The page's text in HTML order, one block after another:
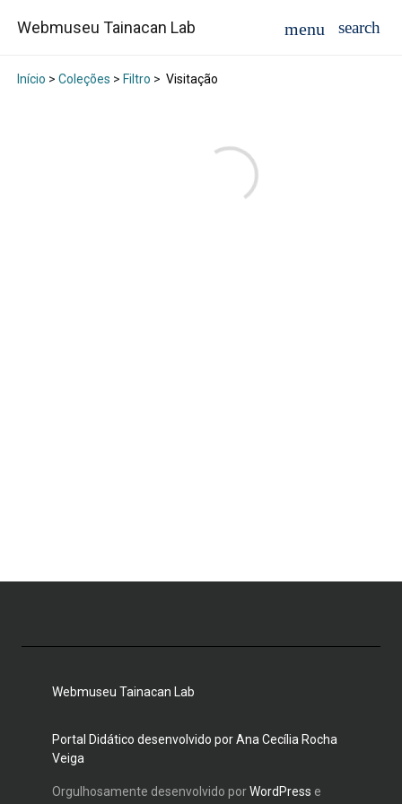
Webmuseu Tainacan Lab
Início > Coleções > Filtro > Visitação
Webmuseu Tainacan Lab
Portal Didático desenvolvido por Ana Cecília Rocha
Veiga
Orgulhosamente desenvolvido porWordPress e